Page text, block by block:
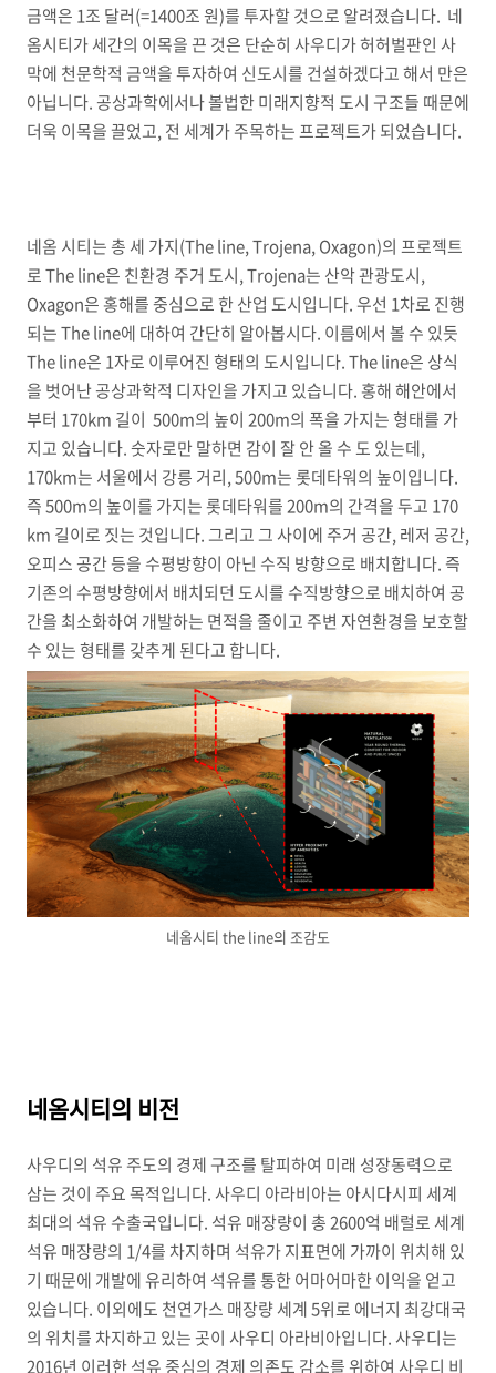
금액은 1조 달러(=1400조 원)를 투자할 것으로 알려졌습니다. 네
옴시티가 세간의 이목을 끈 것은 단순히 사우디가 허허벌판인 사
막에 천문학적 금액을 투자하여 신도시를 건설하겠다고 해서 만은
아닙니다. 공상과학에서나 볼법한 미래지향적 도시 구조들 때문에
더욱 이목을 끌었고, 전 세계가 주목하는 프로젝트가 되었습니다.
네옴 시티는 총 세 가지(The line, Trojena, Oxagon)의 프로젝트
로 The line은 친환경 주거 도시, Trojena는 산악 관광도시,
Oxagon은 홍해를 중심으로 한 산업 도시입니다. 우선 1차로 진행
되는 The line에 대하여 간단히 알아봅시다. 이름에서 볼 수 있듯
The line은 1자로 이루어진 형태의 도시입니다. The line은 상식
을 벗어난 공상과학적 디자인을 가지고 있습니다. 홍해 해안에서
부터 170km 길이 500m의 높이 200m의 폭을 가지는 형태를 가
지고 있습니다. 숫자로만 말하면 감이 잘 안 올 수 도 있는데,
170km는 서울에서 강릉 거리, 500m는 롯데타워의 높이입니다.
즉 500m의 높이를 가지는 롯데타워를 200m의 간격을 두고 170
km 길이로 짓는 것입니다. 그리고 그 사이에 주거 공간, 레저 공간,
오피스 공간 등을 수평방향이 아닌 수직 방향으로 배치합니다. 즉
기존의 수평방향에서 배치되던 도시를 수직방향으로 배치하여 공
간을 최소화하여 개발하는 면적을 줄이고 주변 자연환경을 보호할
수 있는 형태를 갖추게 된다고 합니다.
네옴시티 the line의 조감도
네옴시티의 비전
사우디의 석유 주도의 경제 구조를 탈피하여 미래 성장동력으로
삼는 것이 주요 목적입니다. 사우디 아라비아는 아시다시피 세계
최대의 석유 수출국입니다. 석유 매장량이 총 2600억 배럴로 세계
석유 매장량의 1/4를 차지하며 석유가 지표면에 가까이 위치해 있
기 때문에 개발에 유리하여 석유를 통한 어마어마한 이익을 얻고
있습니다. 이외에도 천연가스 매장량 세계 5위로 에너지 최강대국
의 위치를 차지하고 있는 곳이 사우디 아라비아입니다. 사우디는
2016년 이러한 석유 중심의 경제 의존도 감소를 위하여 사우디 비